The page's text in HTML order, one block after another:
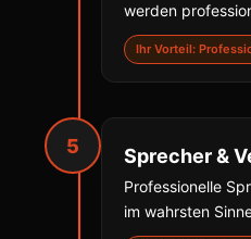
werden
Ihr Vorteil:
5 Sprecher &
Professionelle
im wahrsten